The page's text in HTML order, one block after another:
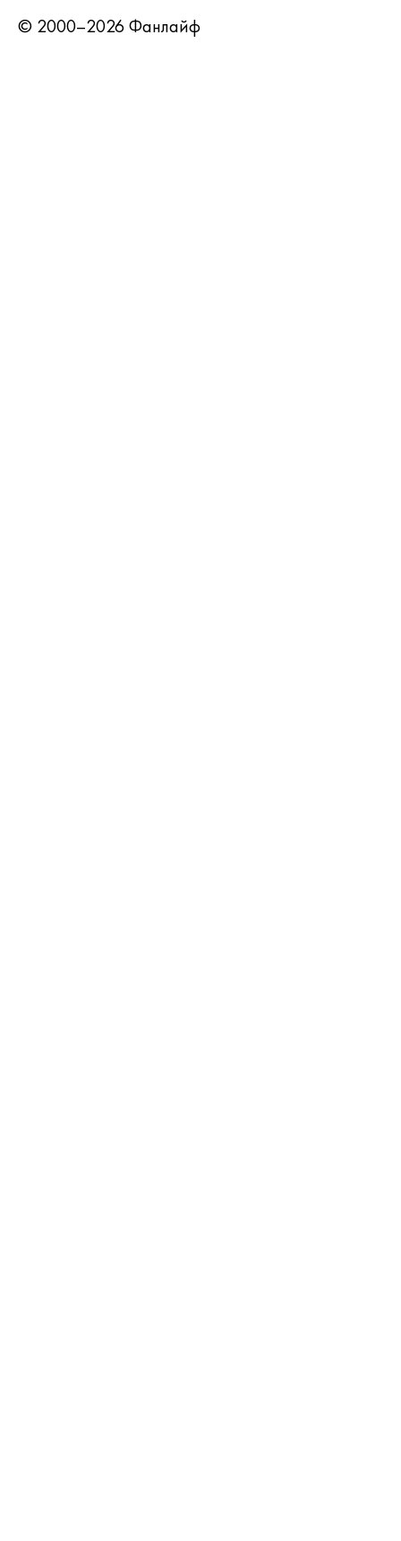
© 2000–2026 Фанлайф